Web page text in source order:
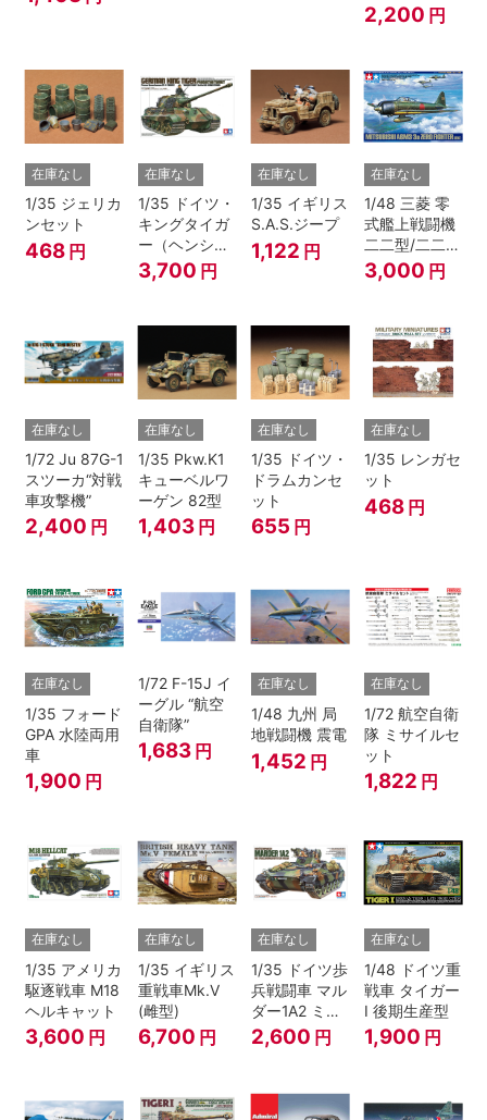
ー
2,200 円
在庫なし
1/35 ジェリカ
ンセット
468 円
在庫なし
1/35 ドイツ・
キングタイガ
ー（ヘンシェ
ル砲塔）
3,700 円
在庫なし
1/35 イギリス
S.A.S.ジープ
1,122 円
在庫なし
1/48 三菱 零
式艦上戦闘機
二二型/二二型
甲
3,000 円
在庫なし
1/72 Ju 87G-1
スツーカ“対戦
車攻撃機”
2,400 円
在庫なし
1/35 Pkw.K1
キューベルワ
ーゲン 82型
1,403 円
在庫なし
1/35 ドイツ・
ドラムカンセ
ット
655 円
在庫なし
1/35 レンガセ
ット
468 円
在庫なし
1/35 フォード
GPA 水陸両用
車
1,900 円
1/72 F-15J イ
ーグル “航空
自衛隊”
1,683 円
在庫なし
1/48 九州 局
地戦闘機 震電
1,452 円
在庫なし
1/72 航空自衛
隊 ミサイルセ
ット
1,822 円
在庫なし
1/35 アメリカ
駆逐戦車 M18
ヘルキャット
3,600 円
在庫なし
1/35 イギリス
重戦車Mk.V
(雌型)
6,700 円
在庫なし
1/35 ドイツ歩
兵戦闘車 マル
ダー1A2 ミラ
ン
2,600 円
在庫なし
1/48 ドイツ重
戦車 タイガー
I 後期生産型
1,900 円